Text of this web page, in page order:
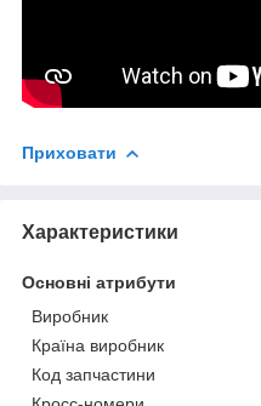
Приховати
Характеристики
Основні атрибути
Виробник
Країна виробник
Код запчастини